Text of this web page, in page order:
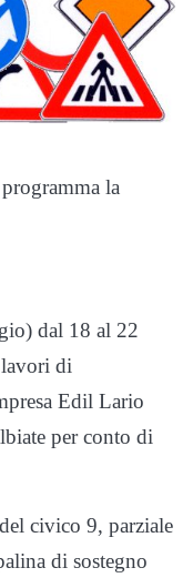
la
dal 18 al 22
lavori di
Edil Lario
per conto di
civico 9, parziale
di sostegno